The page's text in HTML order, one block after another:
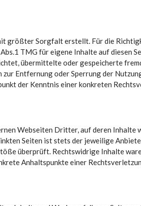
größter Sorgfalt erstellt. Für die
TMG für eigene Inhalte auf diesen
übermittelte oder gespeicherte
Entfernung oder Sperrung der
der Kenntnis einer konkreten
Webseiten Dritter, auf deren Inhalte
Seiten ist stets der jeweilige
überprüft. Rechtswidrige Inhalte
Anhaltspunkte einer